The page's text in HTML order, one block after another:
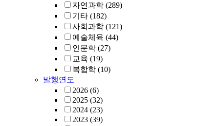
자연과학 (289)
기타 (182)
사회과학 (121)
예술체육 (44)
인문학 (27)
교육 (19)
복합학 (10)
발행연도
2026 (6)
2025 (32)
2024 (23)
2023 (39)